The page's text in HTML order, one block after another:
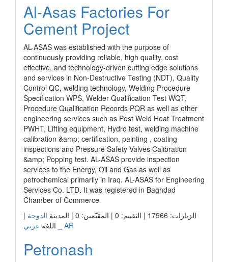
Al-Asas Factories For
Cement Project
AL-ASAS was established with the purpose of
continuously providing reliable, high quality, cost
effective, and technology-driven cutting edge solutions
and services in Non-Destructive Testing (NDT), Quality
Control QC, welding technology, Welding Procedure
Specification WPS, Welder Qualification Test WQT,
Procedure Qualification Records PQR as well as other
engineering services such as Post Weld Heat Treatment
PWHT, Lifting equipment, Hydro test, welding machine
calibration &amp; certification, painting , coating
inspections and Pressure Safety Valves Calibration
&amp; Popping test. AL-ASAS provide inspection
services to the Energy, Oil and Gas as well as
petrochemical primarily in Iraq. AL-ASAS for Engineering
Services Co. LTD. It was registered in Baghdad
Chamber of Commerce
الزيارات: 17966 | التقييم: 0 | المقيّمين: 0 | المدينة
الدوحة |
اللغة عربي _ AR
Petronash